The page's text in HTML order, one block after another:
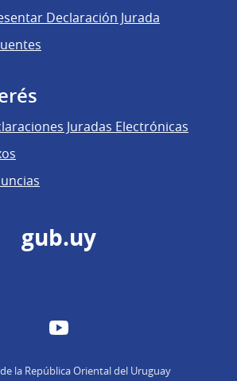
Declaración Jurada
Juradas Electrónicas
gub.uy
YouTube
la República Oriental del Uruguay